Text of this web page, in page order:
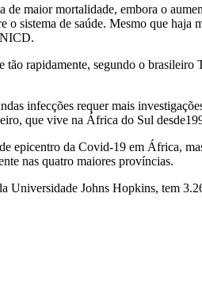
maior mortalidade, embora o
sistema de saúde. Mesmo que haja
NICD.
tão rapidamente, segundo o
infecções requer mais
que vive na África do Sul
epicentro da Covid-19 em África,
nas quatro maiores províncias.
Universidade Johns Hopkins, tem